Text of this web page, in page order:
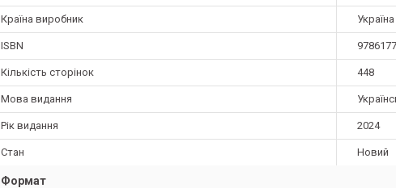
Країна виробник Україна
ISBN
Кількість сторінок 448
Мова видання
Рік видання 2024
Стан Новий
Формат